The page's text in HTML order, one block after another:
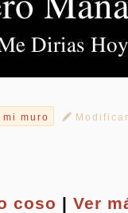
mi muro
coso |Ver